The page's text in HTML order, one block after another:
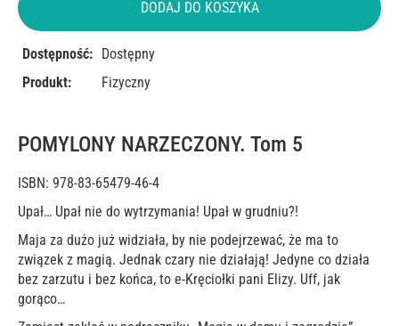
POMYLONY NARZECZONY. Tom 5
ISBN: 978-83-65479-46-4
Upał… Upał nie do wytrzymania! Upał w grudniu?!
Maja za dużo już widziała, by nie podejrzewać, że ma to
związek z magią. Jednak czary nie działają! Jedyne co działa
bez zarzutu i bez końca, to e-Kręciołki pani Elizy. Uff, jak
gorąco…
DODAJ DO KOSZYKA
Dostępność: Dostępny
Produkt:
Fizyczny